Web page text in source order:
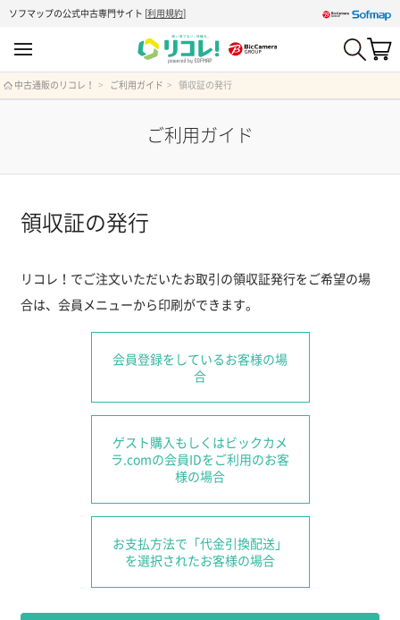
ソフマップの公式中古専門サイト [利用規約]
中古通販のリコレ！ ご利用ガイド 領収証の発行
ご利用ガイド
領収証の発行
リコレ！でご注文いただいたお取引の領収証発行をご希望の場
合は、会員メニューから印刷ができます。
会員登録をしているお客様の場
合
ゲスト購入もしくはビックカメ
ラ.comの会員IDを ご利用のお客
様の場合
お支払方法で 「代金引換配送」
を選択されたお客様の場合